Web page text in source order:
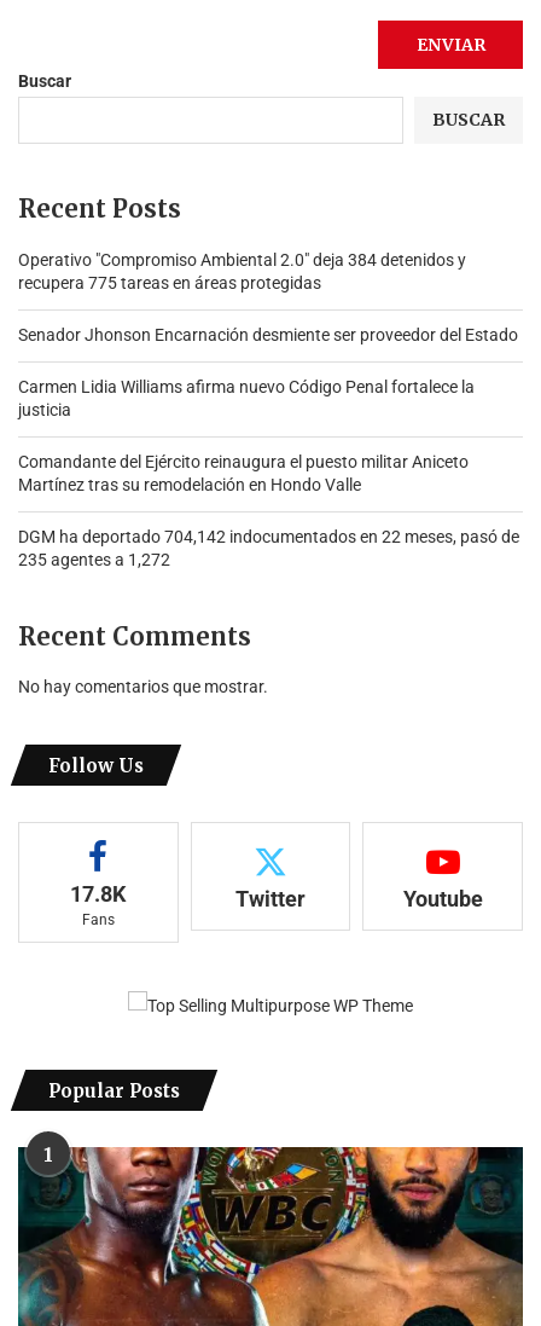
Buscar
BUSCAR
Recent Posts
Operativo "Compromiso Ambiental 2.0″ deja 384 detenidos y
recupera 775 tareas en áreas protegidas
Senador Jhonson Encarnación desmiente ser proveedor del Estado
Carmen Lidia Williams afirma nuevo Código Penal fortalece la
justicia
Comandante del Ejército reinaugura el puesto militar Aniceto
Martínez tras su remodelación en Hondo Valle
DGM ha deportado 704,142 indocumentados en 22 meses, pasó de
235 agentes a 1,272
Recent Comments
No hay comentarios que mostrar.
Follow Us
17.8K
Fans
Twitter Youtube
Popular Posts
1